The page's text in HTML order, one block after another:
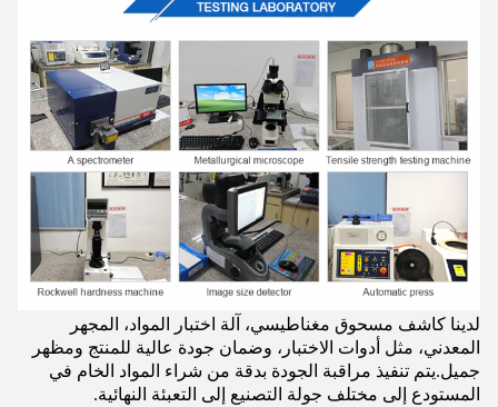
لدينا كاشف مسحوق مغناطيسي، آلة اختبار المواد، المجهر
المعدني، مثل أدوات الاختبار، وضمان جودة عالية للمنتج ومظهر
جميل.يتم تنفيذ مراقبة الجودة بدقة من شراء المواد الخام في
المستودع إلى مختلف جولة التصنيع إلى التعبئة النهائية.